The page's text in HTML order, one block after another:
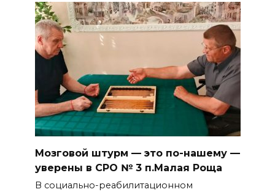
Мозговой штурм — это по-нашему —
уверены в СРО № 3 п.Малая Роща
В социально-реабилитационном